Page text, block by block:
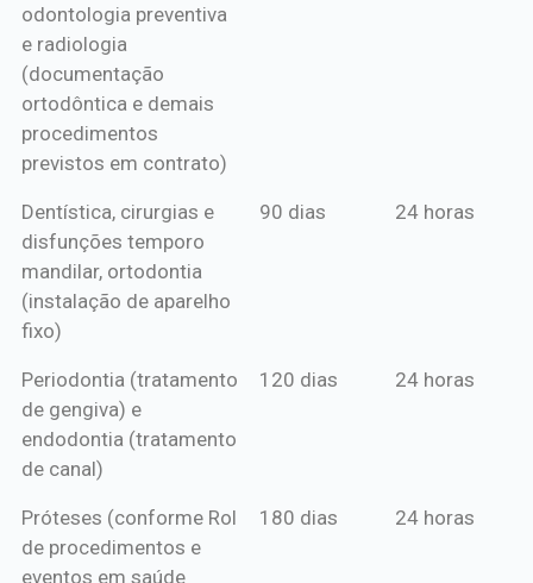
odontologia preventiva
e radiologia
(documentação
ortodôntica e demais
procedimentos
previstos em contrato)
Dentística, cirurgias e
disfunções temporo
mandilar, ortodontia
(instalação de aparelho
fixo)
90 dias 24 horas
Periodontia (tratamento
de gengiva) e
endodontia (tratamento
de canal)
120 dias 24 horas
Próteses (conforme Rol
de procedimentos e
eventos em saúde
180 dias 24 horas